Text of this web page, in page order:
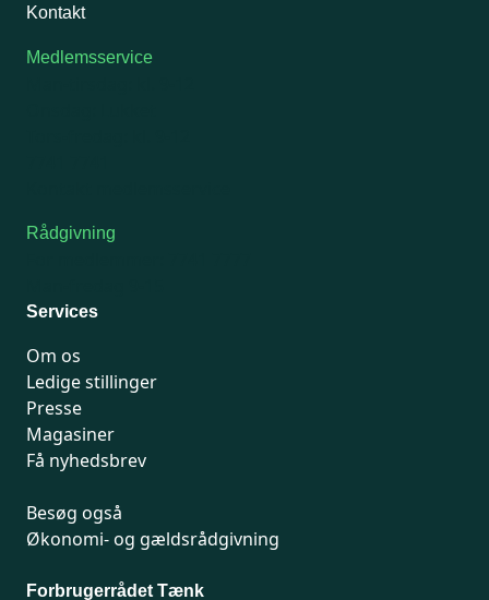
Kontakt
Medlemsservice
Rådgivning
Services
Om os
Ledige stillinger
Presse
Magasiner
Få nyhedsbrev
Besøg også
Økonomi- og gældsrådgivning
Forbrugerrådet Tænk